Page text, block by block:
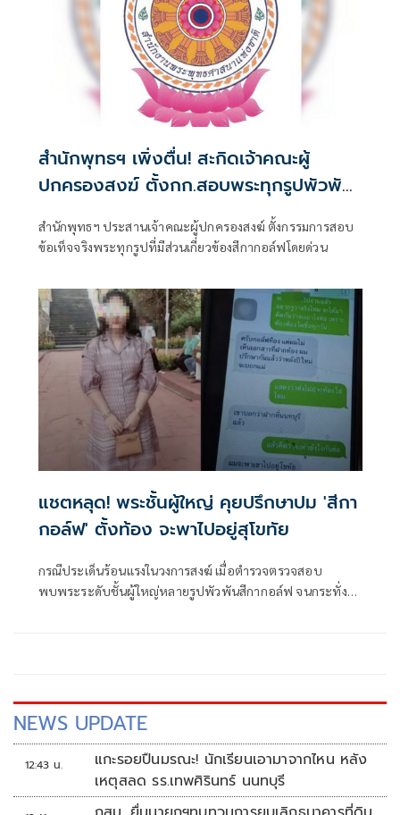
สำนักพุทธฯ เพิ่งตื่น! สะกิดเจ้าคณะผู้
ปกครองสงฆ์ ตั้งกก.สอบพระทุกรูปพัวพัน
สำนักพุทธฯ ประสานเจ้าคณะผู้ปกครองสงฆ์ ตั้งกรรมการสอบ
ข้อเท็จจริงพระทุกรูปที่มีส่วนเกี่ยวข้องสีกากอล์ฟโดยด่วน
แชตหลุด! พระชั้นผู้ใหญ่ คุยปรึกษาปม 'สีกา
กอล์ฟ' ตั้งท้อง จะพาไปอยู่สุโขทัย
กรณีประเด็นร้อนแรงในวงการสงฆ์ เมื่อตำรวจตรวจสอบ
พบพระระดับชั้นผู้ใหญ่หลายรูปพัวพันสีกากอล์ฟ จนกระทั่ง
NEWS UPDATE
12:43 น.
แกะรอยปืนมรณะ! นักเรียนเอามาจากไหน หลัง
เหตุสลด รร.เทพศิรินทร์ นนทบุรี